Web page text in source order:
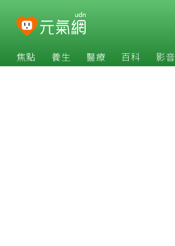
焦點 養生 醫療 百科 影音